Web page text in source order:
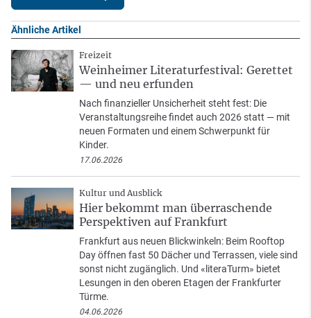
Ähnliche Artikel
Freizeit
Weinheimer Literaturfestival: Gerettet
— und neu erfunden
Nach finanzieller Unsicherheit steht fest: Die
Veranstaltungsreihe findet auch 2026 statt — mit
neuen Formaten und einem Schwerpunkt für
Kinder.
17.06.2026
Kultur und Ausblick
Hier bekommt man überraschende
Perspektiven auf Frankfurt
Frankfurt aus neuen Blickwinkeln: Beim Rooftop
Day öffnen fast 50 Dächer und Terrassen, viele sind
sonst nicht zugänglich. Und «literaTurm» bietet
Lesungen in den oberen Etagen der Frankfurter
Türme.
04.06.2026